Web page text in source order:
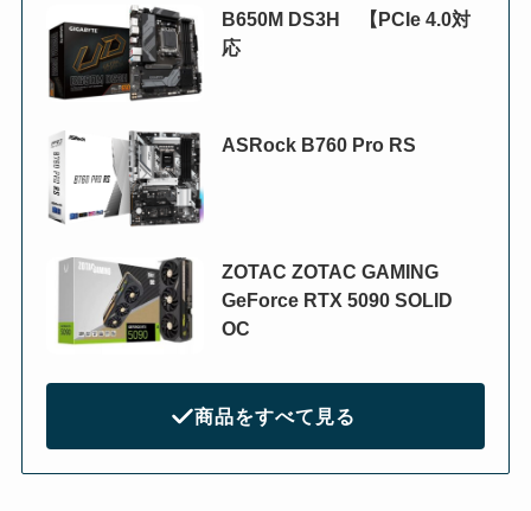
B650M DS3H 【PCIe 4.0対
応
ASRock B760 Pro RS
ZOTAC ZOTAC GAMING
GeForce RTX 5090 SOLID
OC
商品をすべて見る